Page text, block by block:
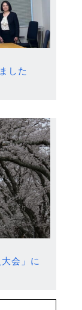
した
会」に